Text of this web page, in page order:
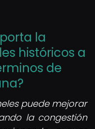
la
históricos a
de
puede mejorar
la congestión